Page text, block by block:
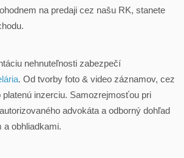
na predaji cez našu RK, stanete
nehnuteľnosti zabezpečí
. Od tvorby foto & video záznamov, cez
platenú inzerciu. Samozrejmosťou pri
advokáta a odborný dohľad
a obhliadkami.